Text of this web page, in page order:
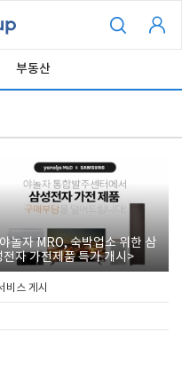
부동산
놀자 MRO, 숙박업소 위한 삼
전자 가전제품 특가 개시>
비스 게시